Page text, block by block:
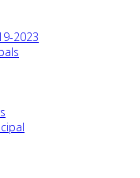
2023